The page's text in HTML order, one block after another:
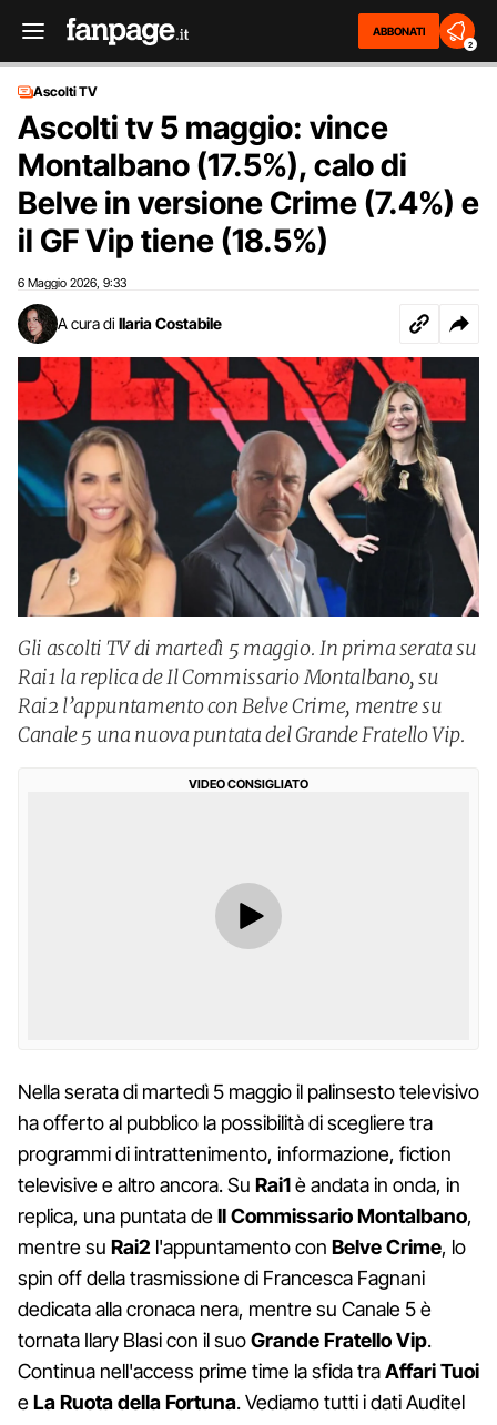
ABBONATI
2
Ascolti TV
Ascolti tv 5 maggio: vince
Montalbano (17.5%), calo di
Belve in versione Crime (7.4%) e
il GF Vip tiene (18.5%)
6 Maggio 2026 9:33
A cura di Ilaria Costabile
Gli ascolti TV di martedì 5 maggio. In prima serata su
Rai1 la replica de Il Commissario Montalbano, su
Rai2 l’appuntamento con Belve Crime, mentre su
Canale 5 una nuova puntata del Grande Fratello Vip.
VIDEO CONSIGLIATO
Nella serata di martedì 5 maggio il palinsesto televisivo
ha offerto al pubblico la possibilità di scegliere tra
programmi di intrattenimento, informazione, fiction
televisive e altro ancora. Su Rai1è andata in onda, in
replica, una puntata deIl Commissario Montalbano,
mentre su Rai2 l'appuntamento con Belve Crime, lo
spin off della trasmissione di Francesca Fagnani
dedicata alla cronaca nera, mentre su Canale 5 è
tornata Ilary Blasi con il suoGrande Fratello Vip.
Continua nell'access prime time la sfida traAffari Tuoi
eLa Ruota della Fortuna. Vediamo tutti i dati Auditel